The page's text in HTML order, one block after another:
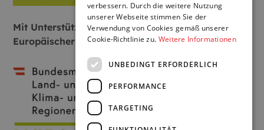
Mit Unterstützung von Bund, Land und
Europäischer Union:
verbessern. Durch die weitere Nutzung
unserer Webseite stimmen Sie der
Verwendung von Cookies gemäß unserer
Cookie-Richtlinie zu. Weitere Informationen
UNBEDINGT ERFORDERLICH
PERFORMANCE
TARGETING